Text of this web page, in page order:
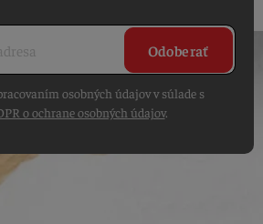
Odoberať
osobných údajov v súlade s
o ochrane osobných údajov.